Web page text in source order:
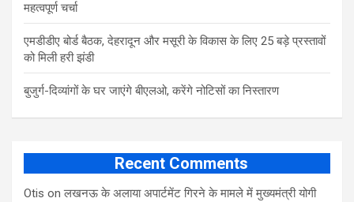
महत्वपूर्ण चर्चा
एमडीडीए बोर्ड बैठक, देहरादून और मसूरी के विकास के लिए 25 बड़े प्रस्तावों
को मिली हरी झंडी
बुजुर्ग-दिव्यांगों के घर जाएंगे बीएलओ, करेंगे नोटिसों का निस्तारण
Recent Comments
Otis onलखनऊ के अलाया अपार्टमेंट गिरने के मामले में मुख्‍यमंत्री योगी